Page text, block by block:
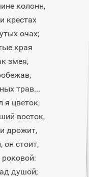
колонн,
крестах
очах;
края
змея,
трав...
я цветок,
восток,
дрожит,
он стоит,
душой;